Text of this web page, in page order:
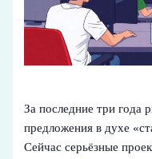
За последние три года
предложения в духе
Сейчас серьёзные